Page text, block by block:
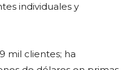
individuales y
mil clientes; ha